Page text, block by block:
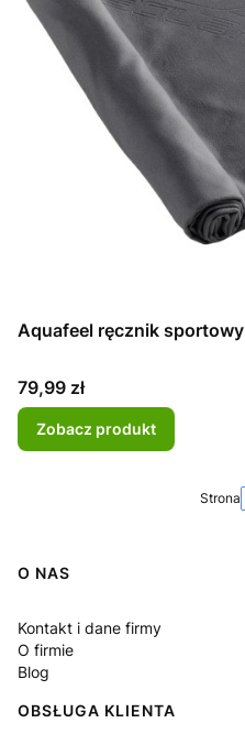
Aquafeel ręcznik sportowy
Cena
79,99 zł
Zobacz produkt
Strona
Linki w stopce
O NAS
Kontakt i dane firmy
O firmie
Blog
OBSŁUGA KLIENTA